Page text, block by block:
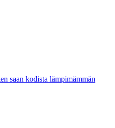
saan kodista lämpimämmän